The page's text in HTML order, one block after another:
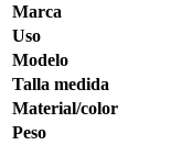
Marca
Uso
Modelo
Talla medida
Material/color
Peso